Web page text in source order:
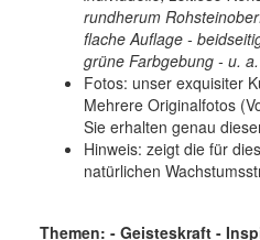
rundherum
flache Auflage -
grüne Farbgebung - u.
Fotos: unser exquisiter
Mehrere Originalfotos
Sie erhalten genau
Hinweis: zeigt die für
natürlichen
Themen: - Geisteskraft -